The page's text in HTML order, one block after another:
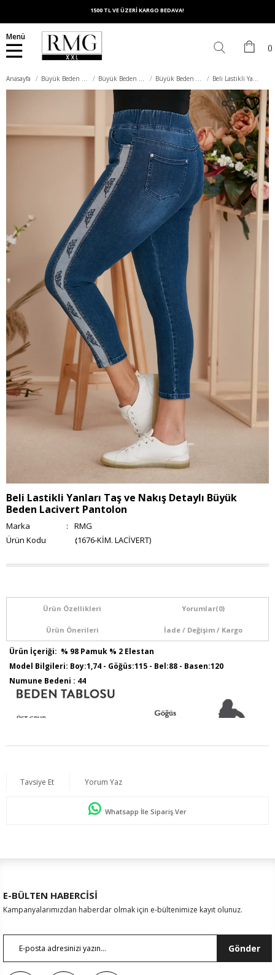
1500 TL VE ÜZERİ KARGO BEDAVA!
Menü
Anasayfa Büyük Beden Alt Giyim Büyük Beden Pantolon Büyük Beden Kot Pantolon Beli Lastikli Yanları Taş ve Nakış Detaylı Büyük Beden Lacivert Pantolon
Beli Lastikli Yanları Taş ve Nakış Detaylı Büyük
Beden Lacivert Pantolon
Marka :
RMG
(1676-KİM. LACİVERT)
Ürün Özellikleri Yorumlar(0)
Ürün Önerileri İade / Değişim / Kargo
Ürün İçeriği: % 98 Pamuk % 2 Elestan
Model Bilgileri: Boy:1,74 - Göğüs:115 - Bel:88 - Basen:120
Numune Bedeni : 44
Tavsiye Et Yorum Yaz
Whatsapp İle Sipariş Ver
E-BÜLTEN HABERCİSİ
Kampanyalarımızdan haberdar olmak için e-bültenimize kayıt olunuz.
Gönder